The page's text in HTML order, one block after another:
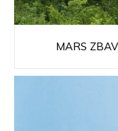
MARS